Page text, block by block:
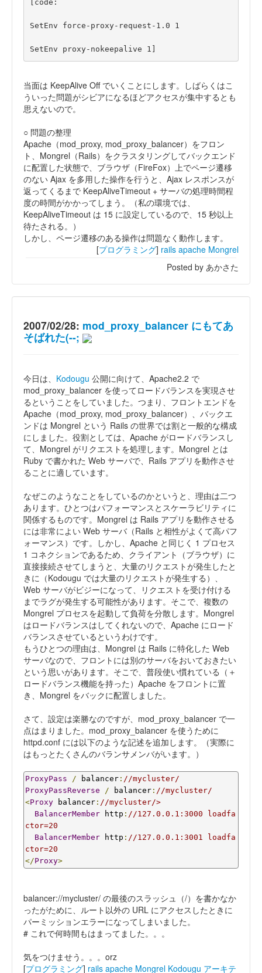
SetEnv proxy-nokeepalive 1]
当面は KeepAlive Off でいくことにします。しばらくはこ
ういった問題がシビアになるほどアクセスが集中するとも
思えないので。
○ 問題の整理
Apache（mod_proxy, mod_proxy_balancer）をフロン
ト、Mongrel（Rails）をクラスタリングしてバックエンド
に配置した状態で、ブラウザ（FireFox）上でページ遷移
のない Ajax を多用した操作を行うと、Ajax レスポンスが
返ってくるまで KeepAliveTimeout + サーバの処理時間程
度の時間がかかってしまう。（私の環境では、
KeepAliveTimeout は 15 に設定しているので、15 秒以上
待たされる。）
しかし、ページ遷移のある操作は問題なく動作します。
[プログラミング] rails apache Mongrel
Posted by あかさた
2007/02/28: mod_proxy_balancer にもてあ
そばれた(--;
今日は、 Kodougu 公開に向けて、Apache2.2 で
mod_proxy_balancer を使ってロードバランスを実現させ
るということをしていました。つまり、フロントエンドを
Apache（mod_proxy, mod_proxy_balancer）、バックエ
ンドは Mongrel という Rails の世界では割と一般的な構成
にしました。役割としては、Apache がロードバランスし
て、Mongrel がリクエストを処理します。Mongrel とは
Ruby で書かれた Web サーバで、Rails アプリを動作させ
ることに適しています。
なぜこのようなことをしているのかというと、理由は二つ
あります。ひとつはパフォーマンスとスケーラビリティに
関係するものです。Mongrel は Rails アプリを動作させる
には非常によい Web サーバ（Rails と相性がよくて高パフ
ォーマンス）です。しかし、Apache と同じく 1 プロセス
1 コネクションであるため、クライアント（ブラウザ）に
直接接続させてしまうと、大量のリクエストが発生したと
きに（Kodougu では大量のリクエストが発生する）、
Web サーバがビジーになって、リクエストを受け付ける
までラグが発生する可能性があります。そこで、複数の
Mongrel プロセスを起動して負荷を分散します。Mongrel
はロードバランスはしてくれないので、Apache にロード
バランスさせているというわけです。
もうひとつの理由は、Mongrel は Rails に特化した Web
サーバなので、フロントには別のサーバをおいておきたい
という思いがあります。そこで、普段使い慣れている（＋
ロードバランス機能を持った）Apache をフロントに置
き、Mongrel をバックに配置しました。
さて、設定は楽勝なのですが、mod_proxy_balancer で一
点はまりました。mod_proxy_balancer を使うために
httpd.conf には以下のような記述を追加します。（実際に
はもっとたくさんのバランサメンバがいます。）
ProxyPass / balancer : //mycluster/
ProxyPassReverse
/ balancer : //mycluster/
<Proxy balancer : //mycluster/>
BalancerMember http : //127.0.0.1:3000 loadfa
ctor=20
BalancerMember http : //127.0.0.1:3001 loadfa
ctor=20
</Proxy>
balancer://mycluster/ の最後のスラッシュ（/）を書かなか
ったがために、ルート以外の URL にアクセスしたときに
パーミッションエラーになってしまいました。
# これで何時間もはまってました。。。
気をつけませう。。。orz
[プログラミング] rails apache Mongrel Kodougu アーキテ